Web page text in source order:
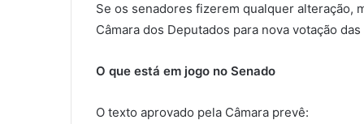
Se os senadores fizerem qualquer alteração,
Câmara dos Deputados para nova votação
O que está em jogo no Senado
O texto aprovado pela Câmara prevê: